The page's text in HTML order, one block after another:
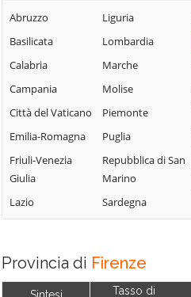
Abruzzo
Basilicata
Calabria
Campania
Città del Vaticano
Emilia-Romagna
Friuli-Venezia
Giulia
Lazio
Liguria
Lombardia
Marche
Molise
Piemonte
Puglia
Repubblica di San
Marino
Sardegna
Provincia di Firenze
Tasso di